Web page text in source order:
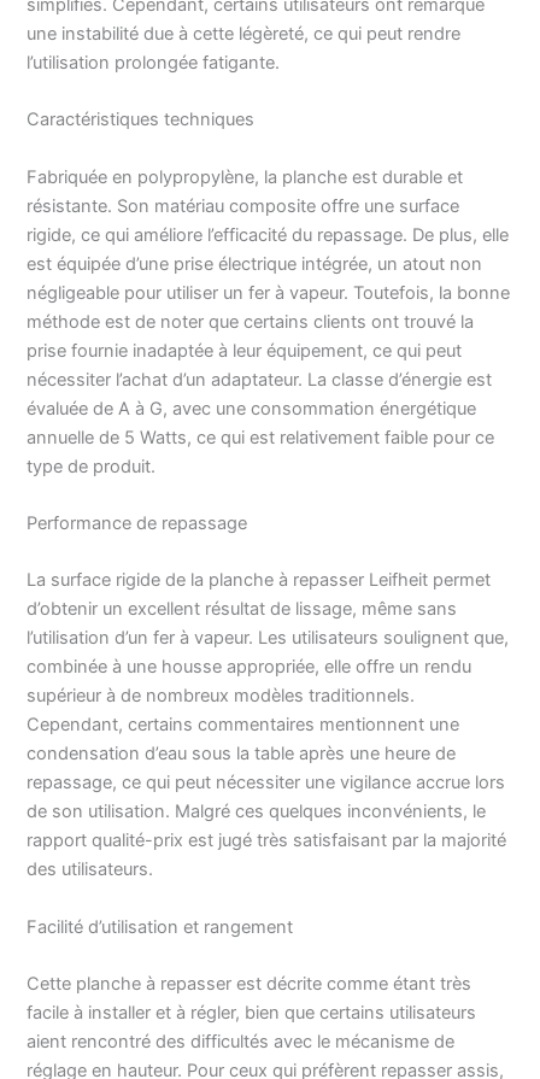
de 110 x 30 cm est
confortable à utiliser et
s'adapte à votre position
sécurisé – Ce centre de
à base de plastique
ultra-léger est muni d'un
verrouillage pour le
transport ainsi que de
quatre pieds ajustables
antidérapants Livraison –
Leifheit Table à repasser
Air Board S Compact
(132 x 40 x 8 cm), pour
vapeur, surface de
repassage 110 x 30 cm,
simplifiés. Cependant, certains utilisateurs ont remarqué
une instabilité due à cette légèreté, ce qui peut rendre
l’utilisation prolongée fatigante.
Caractéristiques techniques
Fabriquée en polypropylène, la planche est durable et
résistante. Son matériau composite offre une surface
rigide, ce qui améliore l’efficacité du repassage. De plus, elle
est équipée d’une prise électrique intégrée, un atout non
négligeable pour utiliser un fer à vapeur. Toutefois, la bonne
méthode est de noter que certains clients ont trouvé la
prise fournie inadaptée à leur équipement, ce qui peut
nécessiter l’achat d’un adaptateur. La classe d’énergie est
évaluée de A à G, avec une consommation énergétique
annuelle de 5 Watts, ce qui est relativement faible pour ce
type de produit.
Performance de repassage
La surface rigide de la planche à repasser Leifheit permet
d’obtenir un excellent résultat de lissage, même sans
l’utilisation d’un fer à vapeur. Les utilisateurs soulignent que,
combinée à une housse appropriée, elle offre un rendu
supérieur à de nombreux modèles traditionnels.
Cependant, certains commentaires mentionnent une
condensation d’eau sous la table après une heure de
repassage, ce qui peut nécessiter une vigilance accrue lors
de son utilisation. Malgré ces quelques inconvénients, le
rapport qualité-prix est jugé très satisfaisant par la majorité
des utilisateurs.
Facilité d’utilisation et rangement
Cette planche à repasser est décrite comme étant très
facile à installer et à régler, bien que certains utilisateurs
aient rencontré des difficultés avec le mécanisme de
réglage en hauteur. Pour ceux qui préfèrent repasser assis,